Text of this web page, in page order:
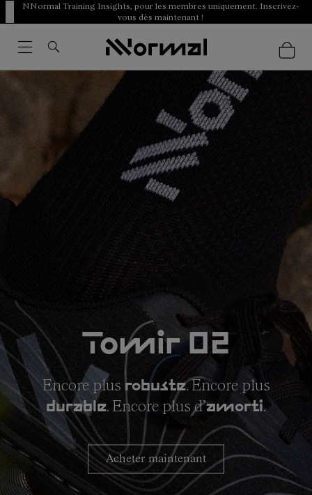
NNormal Training Insights, pour les membres uniquement. Inscrivez-
vous dès maintenant !
Tomir 02
Encore plus robuste. Encore plus
durable. Encore plus d’amorti.
Acheter maintenant